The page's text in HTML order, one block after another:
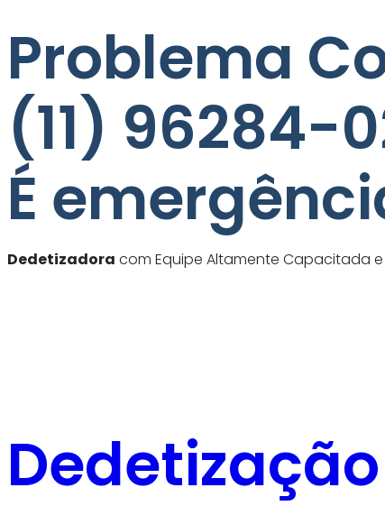
Problema
(11) 96284-
É
Dedetizadora com Equipe Altamente Capacitada